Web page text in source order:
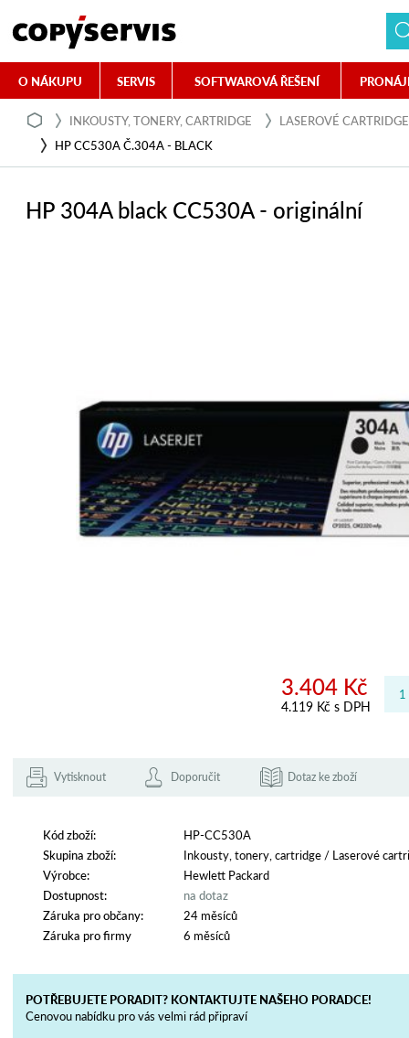
O NÁKUPU SERVIS SOFTWAROVÁ ŘEŠENÍ
INKOUSTY, TONERY, CARTRIDGE
LASEROVÉ CARTRIDGE
HP CC530A Č.304A - BLACK
HP 304A black CC530A - originální
3.404 Kč
4.119 Kč s DPH
Vytisknout Doporučit Dotaz ke zboží
Kód zboží:
HP-CC530A
Skupina zboží:
Inkousty, tonery, cartridge / Laserové
Výrobce:
Hewlett Packard
Dostupnost:
na dotaz
Záruka pro občany:
24 měsíců
Záruka pro firmy
6 měsíců
POTŘEBUJETE PORADIT? KONTAKTUJTE NAŠEHO PORADCE!
Cenovou nabídku pro vás velmi rád připraví